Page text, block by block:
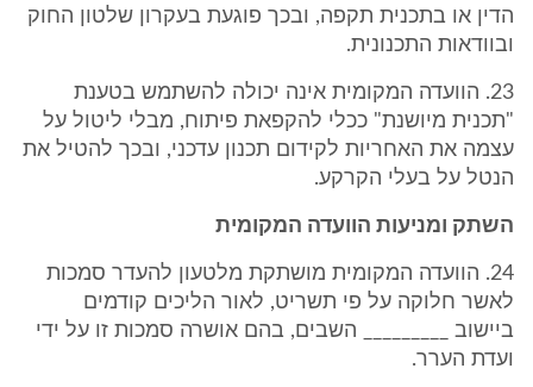
הדין או בתכנית תקפה, ובכך פוגעת בעקרון שלטון החוק
ובוודאות התכנונית.
23. הוועדה המקומית אינה יכולה להשתמש בטענת
"תכנית מיושנת" ככלי להקפאת פיתוח, מבלי ליטול על
עצמה את האחריות לקידום תכנון עדכני, ובכך להטיל את
הנטל על בעלי הקרקע.
השתק ומניעות הוועדה המקומית
24. הוועדה המקומית מושתקת מלטעון להעדר סמכות
לאשר חלוקה על פי תשריט, לאור הליכים קודמים
ביישוב _________ השבים, בהם אושרה סמכות זו על ידי
ועדת הערר.